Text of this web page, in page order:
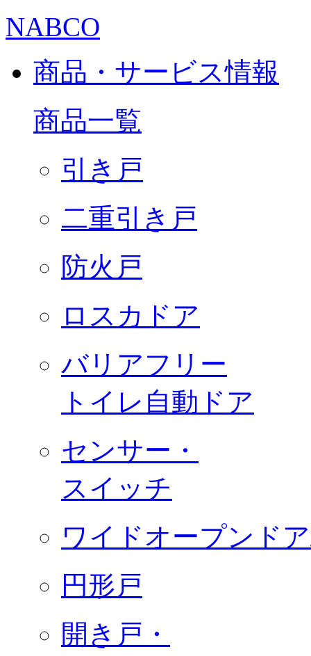
NABCO
商品・サービス情報
商品一覧
引き戸
二重引き戸
防火戸
ロスカドア
バリアフリー
トイレ自動ドア
センサー・
スイッチ
ワイドオープンド
円形戸
開き戸・